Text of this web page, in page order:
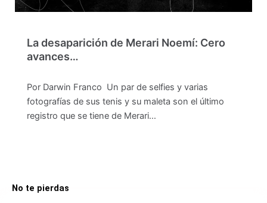
La desaparición de Merari Noemí: Cero
avances…
Por Darwin Franco Un par de selfies y varias
fotografías de sus tenis y su maleta son el último
registro que se tiene de Merari…
No te pierdas